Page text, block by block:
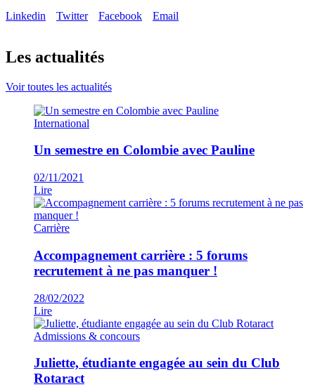
Linkedin
Twitter Facebook Email
Les actualités
Voir toutes les actualités
International
Un semestre en Colombie avec Pauline
02/11/2021
Lire
Carrière
Accompagnement carrière : 5 forums
recrutement à ne pas manquer !
28/02/2022
Lire
Admissions & concours
Juliette, étudiante engagée au sein du Club
Rotaract